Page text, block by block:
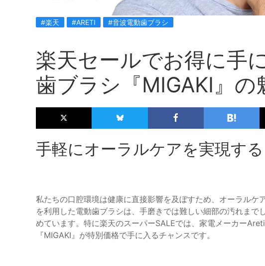
#楽天 #ARETI #音波電動歯ブラシ
楽天セールでお得に手
歯ブラシ『MIGAKI』の
手軽にオーラルケアを実現する
私たちの口腔環境は健康に直接影響を及ぼすため、オーラルケ
を利用した電動歯ブラシは、手磨きでは難しい細部の汚れま
めています。特に楽天のスーパーSALEでは、家電メーカー
『MIGAKI』が特別価格で手に入るチャンスです。